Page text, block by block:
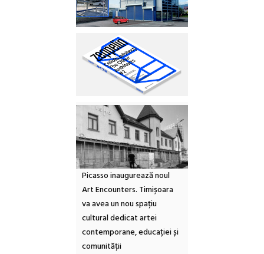
Picasso inaugurează noul
Art Encounters. Timișoara
va avea un nou spațiu
cultural dedicat artei
contemporane, educației și
comunității